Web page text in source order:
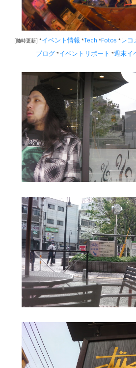
[随時更新] *イベント情報 *Tech *Fotos * レコ
ブログ *イベントリポート *週末イ